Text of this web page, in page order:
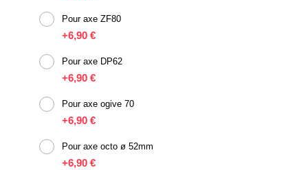
Pour axe ZF80
+6,90 €
Pour axe DP62
+6,90 €
Pour axe ogive 70
+6,90 €
Pour axe octo ø 52mm
+6,90 €